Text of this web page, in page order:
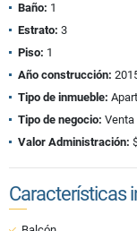
Baño: 1
Estrato: 3
Piso: 1
Año construcción:
Tipo de inmueble:
Tipo de negocio: Venta
Valor Administración:
Características